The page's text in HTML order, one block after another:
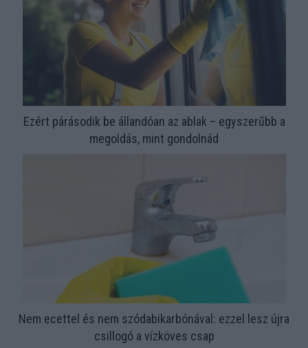
Ezért párásodik be állandóan az ablak – egyszerűbb a
megoldás, mint gondolnád
Nem ecettel és nem szódabikarbónával: ezzel lesz újra
csillogó a vízköves csap